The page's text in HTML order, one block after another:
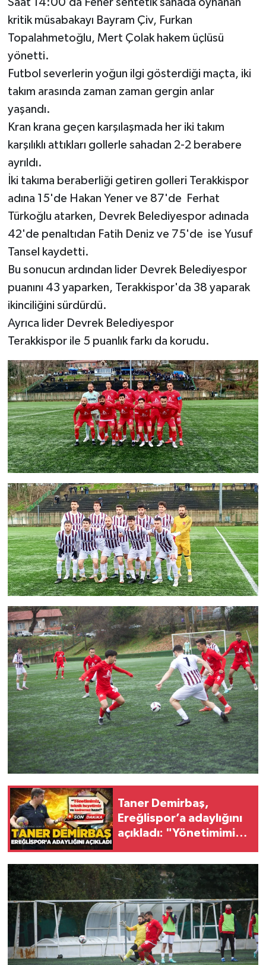
Saat 14:00’da Fener sentetik sahada oynanan
kritik müsabakayı Bayram Çiv, Furkan
Topalahmetoğlu, Mert Çolak hakem üçlüsü
yönetti.
Futbol severlerin yoğun ilgi gösterdiği maçta, iki
takım arasında zaman zaman gergin anlar
yaşandı.
Kran krana geçen karşılaşmada her iki takım
karşılıklı attıkları gollerle sahadan 2-2 berabere
ayrıldı.
İki takıma beraberliği getiren golleri Terakkispor
adına 15'de Hakan Yener ve 87'de Ferhat
Türkoğlu atarken, Devrek Belediyespor adınada
42'de penaltıdan Fatih Deniz ve 75'de ise Yusuf
Tansel kaydetti.
Bu sonucun ardından lider Devrek Belediyespor
puanını 43 yaparken, Terakkispor'da 38 yaparak
ikinciliğini sürdürdü.
Ayrıca lider Devrek Belediyespor
Terakkispor ile 5 puanlık farkı da korudu.
Taner Demirbaş,
Ereğlispor’a adaylığını
açıkladı: "Yönetimimiz,
kadromuz hazır"
Kilimli
Kültür - Sanat
MAGAZİN
Politika
Resmi İlan
Sağlık
SİYASET
Spor
Ulusal
Yaşam